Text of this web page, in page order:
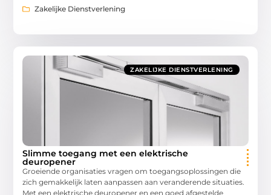
Zakelijke Dienstverlening
ZAKELIJKE DIENSTVERLENING
Slimme toegang met een elektrische
deuropener
Groeiende organisaties vragen om toegangsoplossingen die
zich gemakkelijk laten aanpassen aan veranderende situaties.
Met een elektrische deuropener en een goed afgestelde